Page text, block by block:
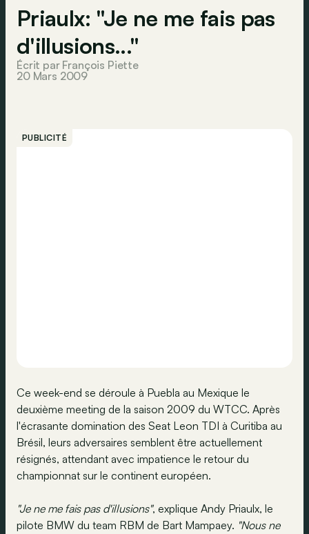
Priaulx: "Je ne me fais pas
d'illusions..."
Écrit par François Piette
20 Mars 2009
PUBLICITÉ
Ce week-end se déroule à Puebla au Mexique le
deuxième meeting de la saison 2009 du WTCC. Après
l'écrasante domination des Seat Leon TDI à Curitiba au
Brésil, leurs adversaires semblent être actuellement
résignés, attendant avec impatience le retour du
championnat sur le continent européen.
"Je ne me fais pas d'illusions", explique Andy Priaulx, le
pilote BMW du team RBM de Bart Mampaey. "Nous ne